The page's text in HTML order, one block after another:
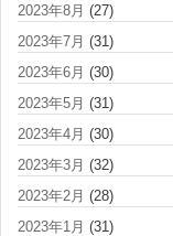
2023年8月 (27)
2023年7月 (31)
2023年6月 (30)
2023年5月 (31)
2023年4月 (30)
2023年3月 (32)
2023年2月 (28)
2023年1月 (31)